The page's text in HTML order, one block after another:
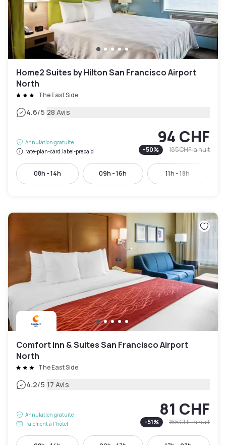
Home2 Suites by Hilton San Francisco Airport
North
The East Side
4.6/5|28 Avis
Annulation gratuite
rate-plan-card.label-prepaid
94 CHF
-50% 185 CHFla nuit
08h - 14h 09h - 16h 11h - 18h
Comfort Inn & Suites San Francisco Airport
North
The East Side
4.2/5|17 Avis
Annulation gratuite
Paiement à l'hôtel
81 CHF
-51% 165 CHFla nuit